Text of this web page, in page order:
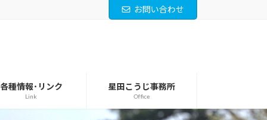
お問い合わせ
各種情報･リンク
Link
星田こうじ事務所
Office